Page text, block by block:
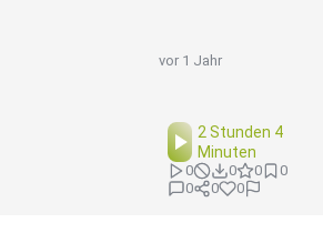
vor 1 Jahr
2 Stunden 4
Minuten
0 0 0
0
0
0 0